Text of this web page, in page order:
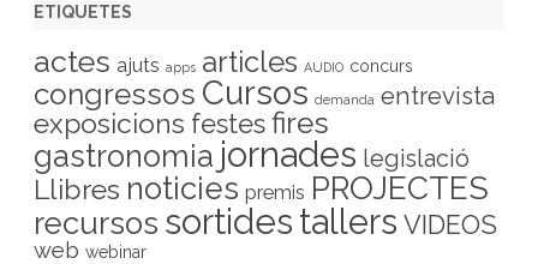
ETIQUETES
actes ajuts apps articles AUDIO concurs
congressos Cursos demanda entrevista
exposicions festesfires
gastronomia jornades legislació
Llibres noticies premis PROJECTES
recursos sortides tallers VIDEOS
web webinar